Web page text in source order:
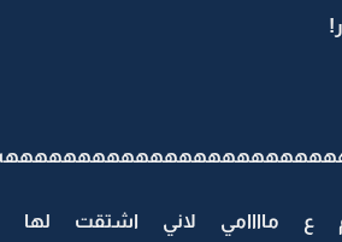
ع ماااامي لاني اشتقت لها